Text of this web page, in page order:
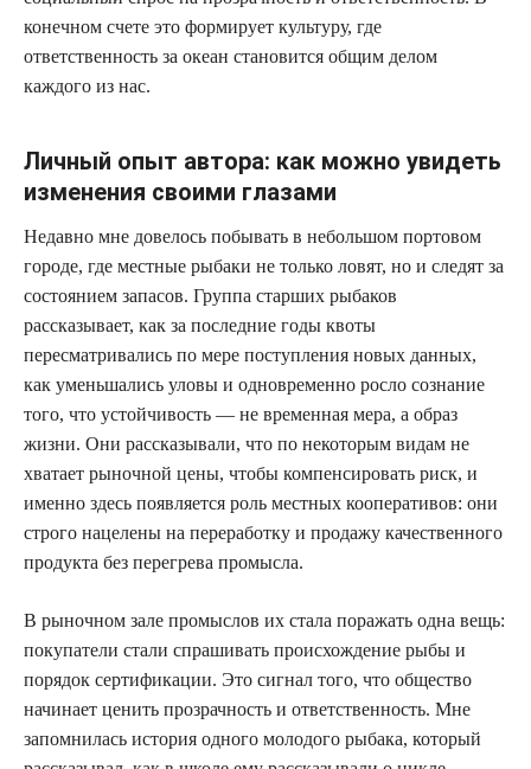
конечном счете это формирует культуру, где
ответственность за океан становится общим делом
каждого из нас.
Личный опыт автора: как можно увидеть
изменения своими глазами
Недавно мне довелось побывать в небольшом портовом
городе, где местные рыбаки не только ловят, но и следят за
состоянием запасов. Группа старших рыбаков
рассказывает, как за последние годы квоты
пересматривались по мере поступления новых данных,
как уменьшались уловы и одновременно росло сознание
того, что устойчивость — не временная мера, а образ
жизни. Они рассказывали, что по некоторым видам не
хватает рыночной цены, чтобы компенсировать риск, и
именно здесь появляется роль местных кооперативов: они
строго нацелены на переработку и продажу качественного
продукта без перегрева промысла.
В рыночном зале промыслов их стала поражать одна вещь:
покупатели стали спрашивать происхождение рыбы и
порядок сертификации. Это сигнал того, что общество
начинает ценить прозрачность и ответственность. Мне
запомнилась история одного молодого рыбака, который